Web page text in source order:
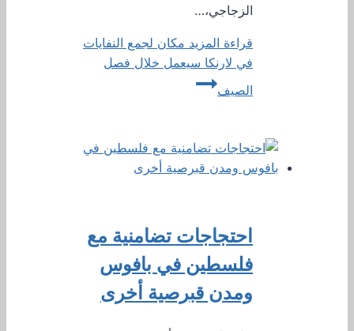
الزجاجي،…
قراءة المزيد مكان لجمع النفايات
في لارنكا سيعمل خلال فصل
الصيف
احتجاجات تضامنية مع
فلسطين في بافوس
ومدن قبرصية أخرى